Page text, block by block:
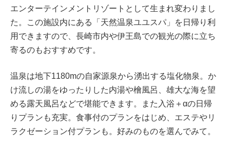
エンターテインメントリゾートとして生まれ変わりまし
た。この施設内にある「天然温泉ユユスパ」を日帰り利
用できますので、長崎市内や伊王島での観光の際に立ち
寄るのもおすすめです。
温泉は地下1180mの自家源泉から湧出する塩化物泉。か
け流しの湯をゆったりした内湯や檜風呂、雄大な海を望
める露天風呂などで堪能できます。また入浴＋αの日帰
りプランも充実。食事付のプランをはじめ、エステやリ
ラクゼーション付プランも。好みのものを選んでみて。